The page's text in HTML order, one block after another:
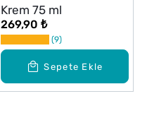
Sepete Ekle
Krem 75 ml
269,90 ₺
9